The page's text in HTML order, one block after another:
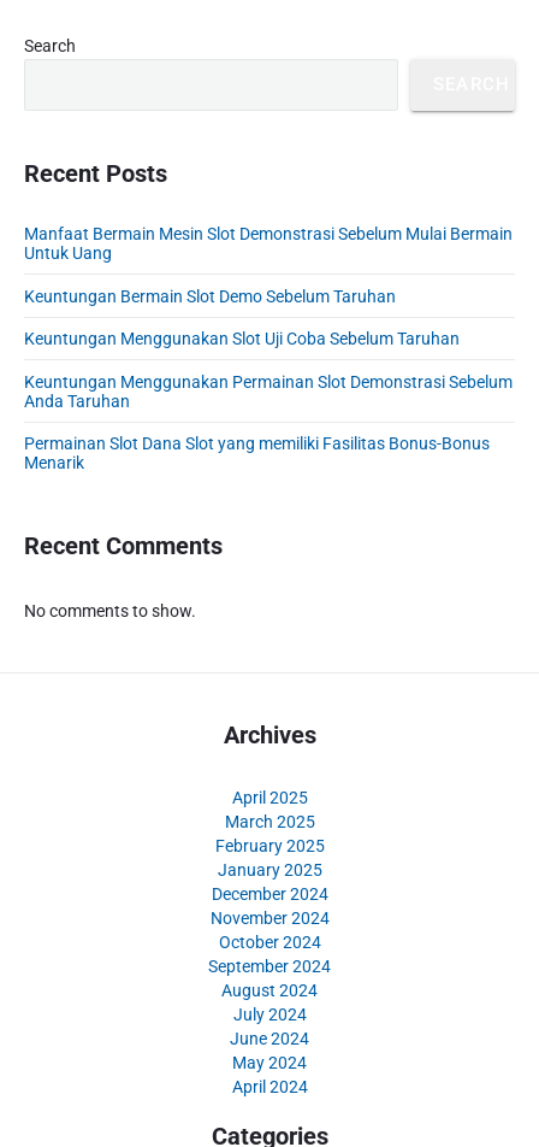
g
t
o
o
u
s
:
:
P
r
i
e
a
r
Search
Recent Posts
Manfaat Bermain Mesin Slot Demonstrasi Sebelum Mulai Bermain
Untuk Uang
Keuntungan Bermain Slot Demo Sebelum Taruhan
Keuntungan Menggunakan Slot Uji Coba Sebelum Taruhan
Keuntungan Menggunakan Permainan Slot Demonstrasi Sebelum
Anda Taruhan
Permainan Slot Dana Slot yang memiliki Fasilitas Bonus-Bonus
Menarik
Recent Comments
No comments to show.
Archives
April 2025
March 2025
February 2025
January 2025
December 2024
November 2024
October 2024
September 2024
August 2024
July 2024
June 2024
May 2024
April 2024
Categories